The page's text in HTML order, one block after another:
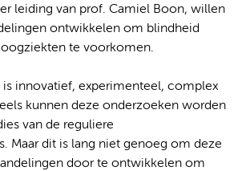
leiding van prof. Camiel Boon, willen
ontwikkelen om blindheid
te voorkomen.
innovatief, experimenteel, complex
kunnen deze onderzoeken worden
van de reguliere
Maar dit is lang niet genoeg om deze
door te ontwikkelen om